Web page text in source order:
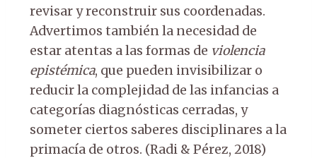
revisar y reconstruir sus coordenadas.
Advertimos también la necesidad de
estar atentas a las formas de violencia
epistémica, que pueden invisibilizar o
reducir la complejidad de las infancias a
categorías diagnósticas cerradas, y
someter ciertos saberes disciplinares a la
primacía de otros. (Radi & Pérez, 2018)